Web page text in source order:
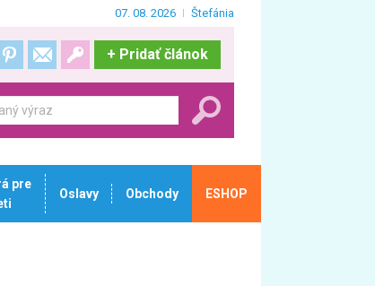
07. 08. 2026 Štefánia
+ Pridať článok
pre
Oslavy Obchody ESHOP